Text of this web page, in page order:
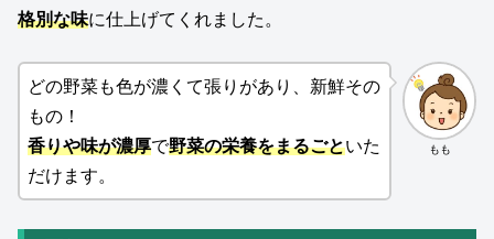
格別な味に仕上げてくれました。
もも
どの野菜も色が濃くて張りがあり、新鮮その
もの！
香りや味が濃厚で野菜の栄養をまるごといた
だけます。